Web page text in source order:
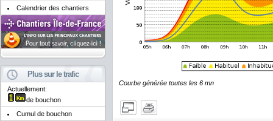
Calendrier des chantiers
Plus sur le trafic
Actuellement:
de bouchon
Cumul de bouchon
Courbe générée toutes les 6 mn